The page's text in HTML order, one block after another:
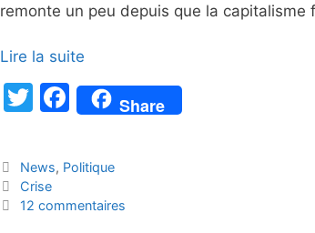
remonte un peu depuis que la capitalisme
Lire la suite
T
itt
er
F
a
c
e
b
Share
Catégories
News, Politique
Étiquettes
Crise
12 commentaires